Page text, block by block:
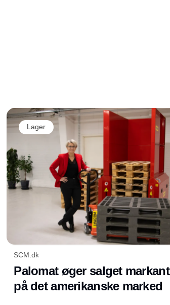
Lager
SCM.dk
Palomat øger salget markant
på det amerikanske marked